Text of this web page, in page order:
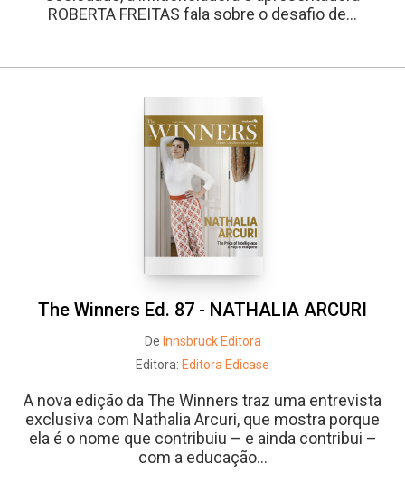
ROBERTA FREITAS fala sobre o desafio de...
The Winners Ed. 87 - NATHALIA ARCURI
De Innsbruck Editora
Editora: Editora Edicase
A nova edição da The Winners traz uma entrevista
exclusiva com Nathalia Arcuri, que mostra porque
ela é o nome que contribuiu – e ainda contribui –
com a educação...